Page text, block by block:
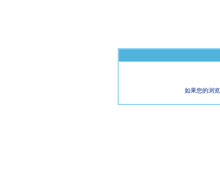
如果您的浏